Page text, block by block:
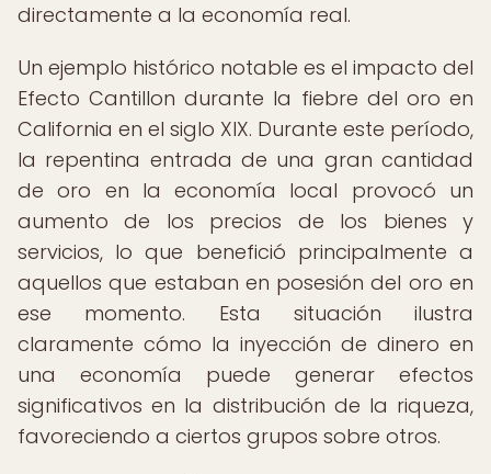
directamente a la economía real.
Un ejemplo histórico notable es el impacto del
Efecto Cantillon durante la fiebre del oro en
California en el siglo XIX. Durante este período,
la repentina entrada de una gran cantidad
de oro en la economía local provocó un
aumento de los precios de los bienes y
servicios, lo que benefició principalmente a
aquellos que estaban en posesión del oro en
ese momento. Esta situación ilustra
claramente cómo la inyección de dinero en
una economía puede generar efectos
significativos en la distribución de la riqueza,
favoreciendo a ciertos grupos sobre otros.